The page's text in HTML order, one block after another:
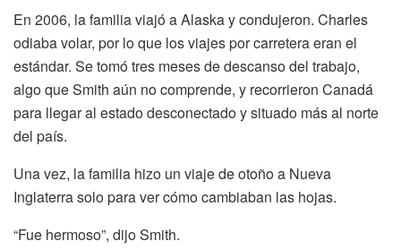
En 2006, la familia viajó a Alaska y condujeron. Charles
odiaba volar, por lo que los viajes por carretera eran el
estándar. Se tomó tres meses de descanso del trabajo,
algo que Smith aún no comprende, y recorrieron Canadá
para llegar al estado desconectado y situado más al norte
del país.
Una vez, la familia hizo un viaje de otoño a Nueva
Inglaterra solo para ver cómo cambiaban las hojas.
“Fue hermoso”, dijo Smith.